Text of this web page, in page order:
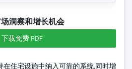
洞察和增长机会
下载免费 PDF
在住宅设施中纳入可靠的系统,同时增